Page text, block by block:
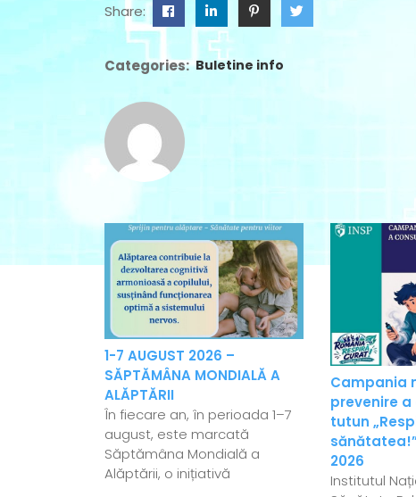
Share:
Categories: Buletine info
1-7 AUGUST 2026 –
SĂPTĂMÂNA MONDIALĂ A
ALĂPTĂRII
În fiecare an, în perioada 1–7
august, este marcată
Săptămâna Mondială a
Alăptării, o inițiativă
Campania
prevenire
tutun
2026
Institutul